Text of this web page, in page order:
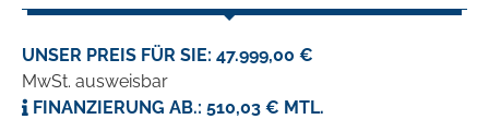
UNSER PREIS FÜR SIE: 47.999,00 €
MwSt. ausweisbar
FINANZIERUNG AB.: 510,03 € MTL.